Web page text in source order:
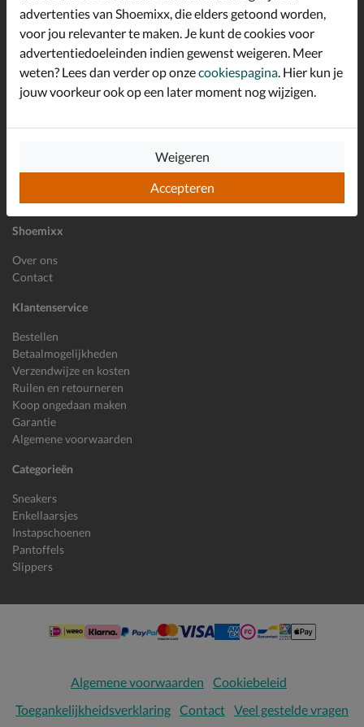
Shoemixx
Over ons
Contact
Klantenservice
Bestellen
Betaalmogelijkheden
Verzendwijze en kosten
Ruilen en retourneren
Koop ongedaan maken
Garantie
Algemene voorwaarden
Categorieën
Sneakers
Enkellaarsjes
Instapschoenen
Pantoffels
Slippers
Altijd op de hoogte zijn?
Schrijf je in voor de Shoemixx nieuwsbrief en ontvang €10,-
welkomstkorting!
Inschrijven
Algemene voorwaarden
Cookiebeleid
Toegankelijkheidsverklaring Contact Veel gestelde vragen
advertenties van Shoemixx, die elders getoond worden,
voor jou relevanter te maken. Je kunt de cookies voor
advertentiedoeleinden indien gewenst weigeren. Meer
weten? Lees dan verder op onzecookiespagina. Hier kun je
jouw voorkeur ook op een later moment nog wijzigen.
Accepteren
Weigeren